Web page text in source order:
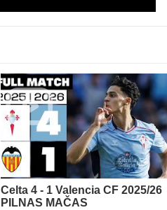
Celta 4 - 1 Valencia CF 2025/26
PILNAS MAČAS